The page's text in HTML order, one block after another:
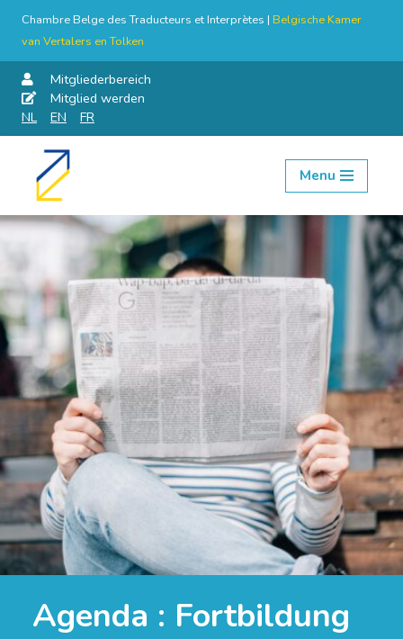
Chambre Belge des Traducteurs et Interprètes | Belgische Kamer
van Vertalers en Tolken
Mitgliederbereich
Mitglied werden
NL
EN FR
Skip
content
Menu
Agenda : Fortbildung